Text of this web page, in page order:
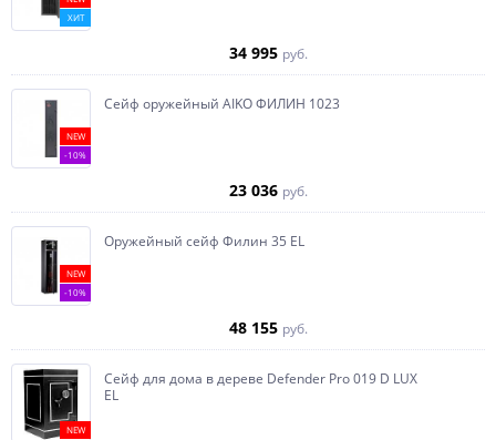
ХИТ
34 995 руб.
NEW
-10%
Сейф оружейный AIKO ФИЛИН 1023
23 036 руб.
NEW
-10%
Оружейный сейф Филин 35 EL
48 155 руб.
NEW
Сейф для дома в дереве Defender Pro 019 D LUX
EL